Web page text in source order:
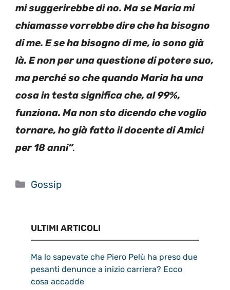
mi suggerirebbe di no. Ma se Maria mi
chiamasse vorrebbe dire che ha bisogno
di me. E se ha bisogno di me, io sono già
là. E non per una questione di potere suo,
ma perché so che quando Maria ha una
cosa in testa significa che, al 99%,
funziona. Ma non sto dicendo che voglio
tornare, ho già fatto il docente di Amici
per 18 anni”.
Categorie
Gossip
ULTIMI ARTICOLI
Ma lo sapevate che Piero Pelù ha preso due
pesanti denunce a inizio carriera? Ecco
cosa accadde